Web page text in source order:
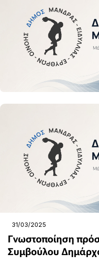
31/03/2025
Γνωστοποίηση
Συμβούλου